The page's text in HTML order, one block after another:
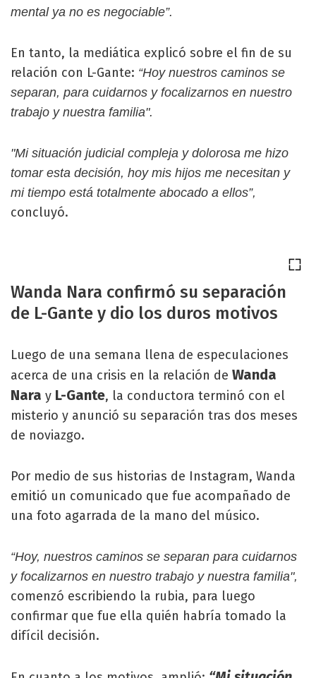
mental ya no es negociable”.
En tanto, la mediática explicó sobre el fin de su
relación con L-Gante: “Hoy nuestros caminos se
separan, para cuidarnos y focalizarnos en nuestro
trabajo y nuestra familia".
"Mi situación judicial compleja y dolorosa me hizo
tomar esta decisión, hoy mis hijos me necesitan y
mi tiempo está totalmente abocado a ellos”,
concluyó.
Wanda Nara confirmó su separación
de L-Gante y dio los duros motivos
Luego de una semana llena de especulaciones
acerca de una crisis en la relación de Wanda
Nara y L-Gante, la conductora terminó con el
misterio y anunció su separación tras dos meses
de noviazgo.
Por medio de sus historias de Instagram, Wanda
emitió un comunicado que fue acompañado de
una foto agarrada de la mano del músico.
“Hoy, nuestros caminos se separan para cuidarnos
y focalizarnos en nuestro trabajo y nuestra familia",
comenzó escribiendo la rubia, para luego
confirmar que fue ella quién habría tomado la
difícil decisión.